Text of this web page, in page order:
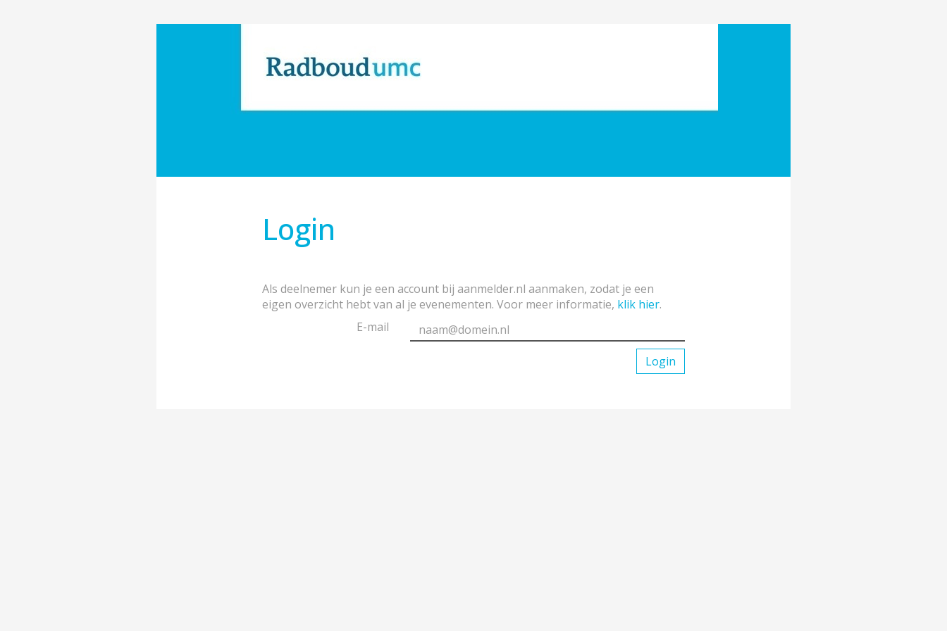
Login
Als deelnemer kun je een account bij aanmelder.nl aanmaken, zodat je een
eigen overzicht hebt van al je evenementen. Voor meer informatie, klik hier.
E-mail
Login